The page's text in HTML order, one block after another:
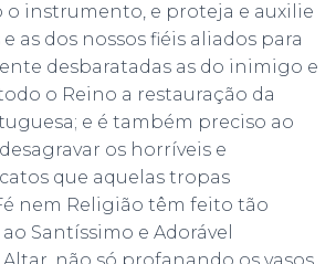
o instrumento, e proteja e auxilie
as dos nossos fiéis aliados para
desbaratadas as do inimigo e
o Reino a restauração da
e é também preciso ao
os horríveis e
que aquelas tropas
nem Religião têm feito tão
Santíssimo e Adorável